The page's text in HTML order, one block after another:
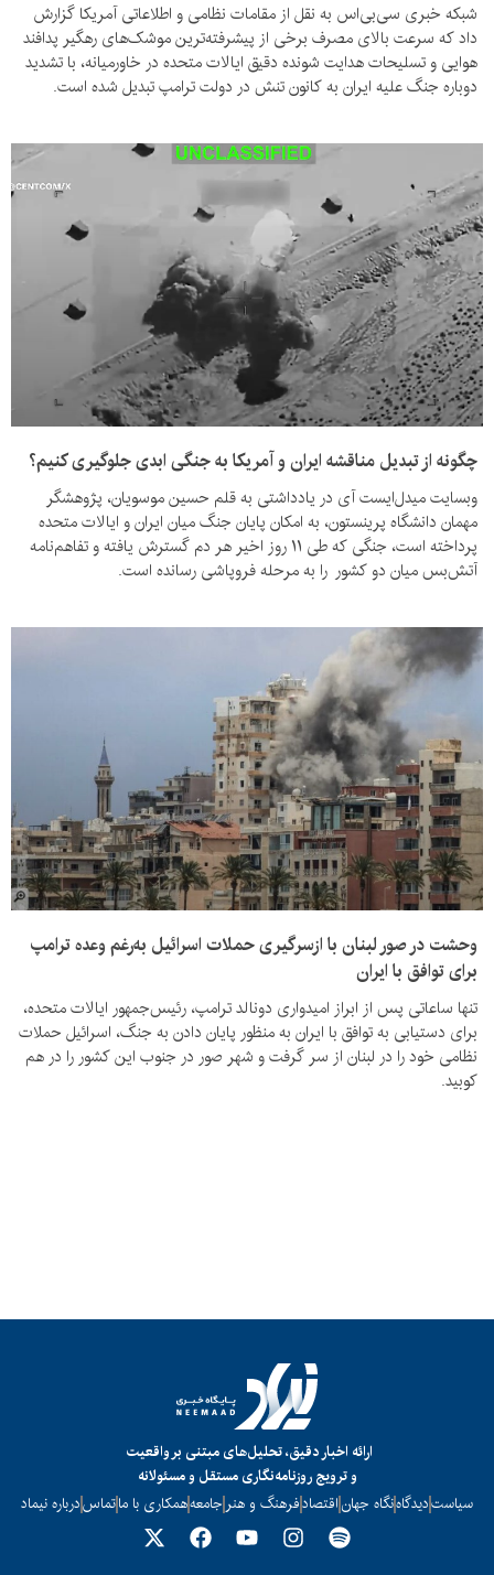
شبکه خبری سی‌بی‌اس به نقل از مقامات نظامی و اطلاعاتی آمریکا گزارش
داد که سرعت بالای مصرف برخی از پیشرفته‌ترین موشک‌های رهگیر پدافند
هوایی و تسلیحات هدایت شونده دقیق ایالات متحده در خاورمیانه، با تشدید
دوباره جنگ علیه ایران به کانون تنش در دولت ترامپ تبدیل شده است.
چگونه از تبدیل مناقشه ایران و آمریکا به جنگی ابدی جلوگیری کنیم؟
وبسایت میدل‌ایست آی در یادداشتی به قلم حسین موسویان، پژوهشگر
مهمان دانشگاه پرینستون، به امکان پایان جنگ میان ایران و ایالات متحده
پرداخته است، جنگی که طی ۱۱ روز اخیر هر دم گسترش یافته و تفاهم‌نامه
آتش‌بس میان دو کشور را به مرحله فروپاشی رسانده است.
وحشت در صور لبنان با ازسرگیری حملات اسرائیل به‌رغم وعده ترامپ
برای توافق با ایران
تنها ساعاتی پس از ابراز امیدواری دونالد ترامپ، رئیس‌جمهور ایالات متحده،
برای دستیابی به توافق با ایران به منظور پایان دادن به جنگ، اسرائیل حملات
نظامی خود را در لبنان از سر گرفت و شهر صور در جنوب این کشور را در هم
کوبید.
ارائه اخبار دقیق، تحلیل‌های مبتنی بر واقعیت
و ترویج روزنامه‌نگاری مستقل و مسئولانه
سیاستدیدگاهنگاه جهاناقتصادفرهنگ و هنر جامعههمکاری با ماتماسدرباره نیماد